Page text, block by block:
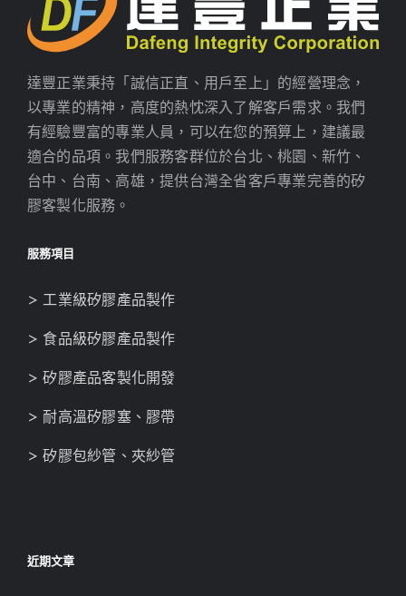
達豐正業秉持「誠信正直、用戶至上」的經營理念，
以專業的精神，高度的熱忱深入了解客戶需求。我們
有經驗豐富的專業人員，可以在您的預算上，建議最
適合的品項。我們服務客群位於台北、桃園、新竹、
台中、台南、高雄，提供台灣全省客戶專業完善的矽
膠客製化服務。
服務項目
> 工業級矽膠產品製作
> 食品級矽膠產品製作
> 矽膠產品客製化開發
> 耐高溫矽膠塞、膠帶
> 矽膠包紗管、夾紗管
近期文章